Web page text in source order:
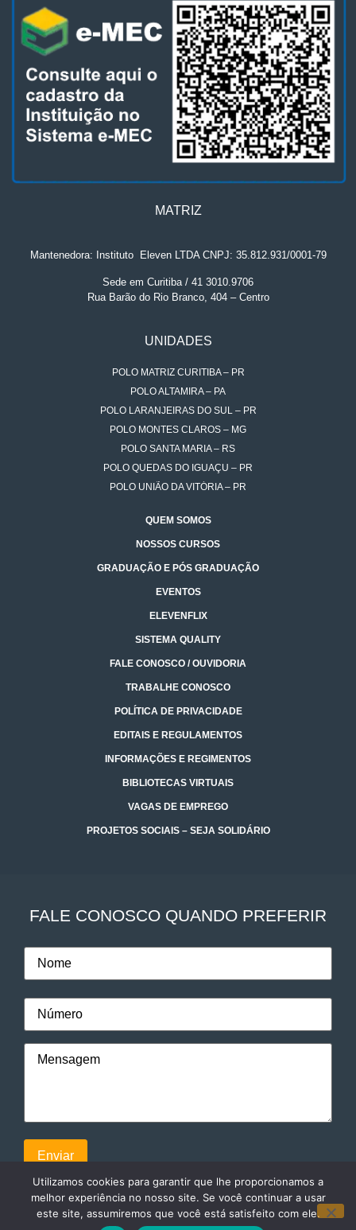
MATRIZ
Mantenedora: Instituto. Eleven LTDA CNPJ: 35.812.931/0001-79
Sede em Curitiba / 41 3010.9706
Rua Barão do Rio Branco, 404 – Centro
UNIDADES
POLO MATRIZ CURITIBA – PR
POLO ALTAMIRA – PA
POLO LARANJEIRAS DO SUL – PR
POLO MONTES CLAROS – MG
POLO SANTA MARIA – RS
POLO QUEDAS DO IGUAÇU – PR
POLO UNIÃO DA VITÓRIA – PR
QUEM SOMOS
NOSSOS CURSOS
GRADUAÇÃO E PÓS GRADUAÇÃO
EVENTOS
ELEVENFLIX
SISTEMA QUALITY
FALE CONOSCO / OUVIDORIA
TRABALHE CONOSCO
POLÍTICA DE PRIVACIDADE
EDITAIS E REGULAMENTOS
INFORMAÇÕES E REGIMENTOS
BIBLIOTECAS VIRTUAIS
VAGAS DE EMPREGO
PROJETOS SOCIAIS – SEJA SOLIDÁRIO
FALE CONOSCO QUANDO PREFERIR
Utilizamos cookies para garantir que lhe proporcionamos a
melhor experiência no nosso site. Se você continuar a usar
este site, assumiremos que você está satisfeito com ele.